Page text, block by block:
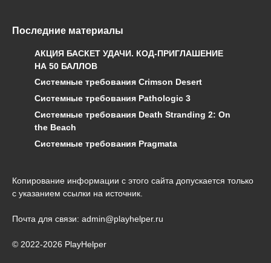
Последние материалы
АКЦИЯ БАСКЕТ УДАЧИ. КОД-ПРИГЛАШЕНИЕ
НА 50 БАЛЛОВ
Системные требования Crimson Desert
Системные требования Pathologic 3
Системные требования Death Stranding 2: On
the Beach
Системные требования Pragmata
Копирование информации с этого сайта допускается только
с указанием ссылки на источник.
Почта для связи: admin@playhelper.ru
© 2022-2026 PlayHelper